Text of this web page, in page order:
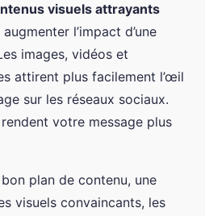
visuels attrayants
l’impact d’une
images, vidéos et
attirent plus facilement l’œil
sur les réseaux sociaux.
rendent votre message plus
plan de contenu, une
visuels convaincants, les